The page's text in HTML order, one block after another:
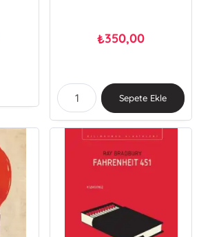
₺350,00
Sepete Ekle